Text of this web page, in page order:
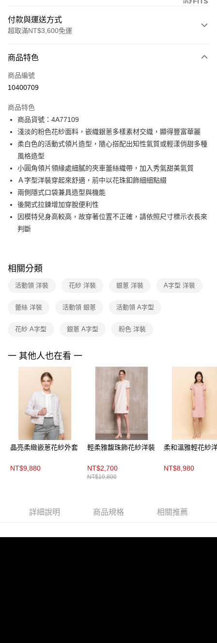
付款與運送方式
超取滿NT$3,600免運
信用卡一次付款
信用卡分期付款
合作金庫商業銀行
華南商業銀行
上海商業儲蓄銀行
台北富邦商業銀行
國泰世華商業銀行
兆豐國際商業銀行
臺灣中小企業銀行
匯豐（台灣）商業銀行
華泰商業銀行
聯邦商業銀行
遠東國際商業銀行
元大商業銀行
永豐商業銀行
玉山商業銀行
台新國際商業銀行
台灣樂天信用卡公司
超商取貨付款
LINE Pay
Apple Pay
街口支付
【關於「AFTEE先享後付」】
AFTEE先享後付是「在收到商品之後才付款」的支付方式。 讓您購物簡單
便利好安心！
【「AFTEE先享後付」結帳流程】
結帳頁面，進行簡訊認證並確認金額後，即可完成結帳。
３．收到繳費通知簡訊後14天內，點擊此簡訊中的連結，可透過四大超商／
購買商品的店家。未經商家同意取消之訂單仍視為有效，需透過AFTEE先享
※ 交易是否成功請以「AFTEE先享後付 」之結帳頁面顯示為準，若有關於
是否繳費成功／繳費後需取消欲退款等相關疑問，請聯繫「AFTEE先享後付
客戶支援中心」https://netprotections.freshdesk.com/support/home
【注意事項】
１．透過由恩沛科技股份有限公司提供之「AFTEE先享後付」服務完成之交
易，需依本服務之必要範圍內提供個人資料，並將交易相關給付款項請求債
權轉讓予恩沛科技股份有限公司。
２．關於個人資料處理事宜，請瀏覽以下網址：
https://aftee.tw/terms/#terms3
３．未成年的使用者請事先徵得法定代理人或監護人之同意方可使用
「AFTEE先享後付」，若未經同意申辦者引起之損失，本公司不負相關責
時審查核予不同之上限額度；若仍有額度不足之情形，本公司將視審查結果
ATM付款
每筆NT$90，滿NT$3,600(含以上)免運費
付款後全家FamilyMart取貨
每筆NT$90，滿NT$3,600(含以上)免運費
付款後7-11取貨
每筆NT$90，滿NT$3,600(含以上)免運費
離島宅配 (蘭嶼恕不配送)
每筆NT$200，滿NT$8,000(含以上)免運費
付款後門市自取
商品特色
商品編號
10400709
商品特色
商品貨號：4A77109
淺淡的粉色花紗面料，嵌織銀蔥多樣素材交織，顯得豐富華麗
柔白色的活動式領片造型，隨心搭配出知性氣質或輕漾俏甜多種
風格造型
小圓角領片領緣處細膩的夾車蕾絲織帶，加入秀氣甜美氣質
Ａ字型洋裝穿起來舒適，前中以花珠釦飾細細點綴
兩側隱式口袋兼具造型與機能
後開式拉鍊增加穿脫便利性
因模特兒身高較高，故穿著位置不正確，請依照尺寸標示衣長來
判斷
相關分類
活動領 洋裝 花紗 洋裝 銀蔥 洋裝 A字型 洋裝
蕾絲 洋裝 活動領 銀蔥 活動領 A字型
花紗 A字型 銀蔥 A字型 粉色 洋裝
一 其他人也在看 一
晶亮柔緻嵌蔥花紗外套
NT$9,880
輕柔雅馥珠飾花紗洋裝
NT$2,700
NT$10,800
柔和溫雅輕花紗
NT$8,980
詳細說明 商品規格 相關推薦